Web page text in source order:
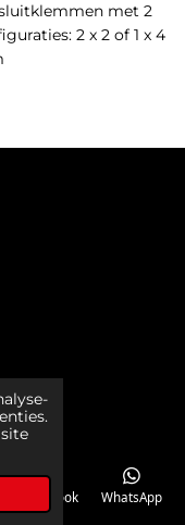
met 2
2 x 2 of 1 x 4
Facebook WhatsApp